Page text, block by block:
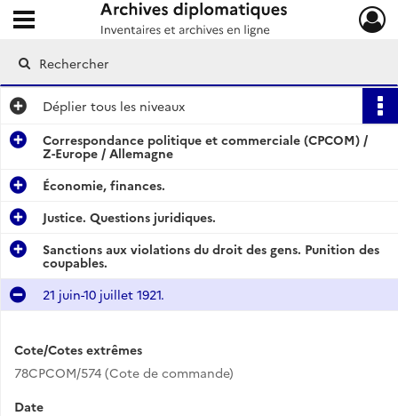
Archives diplomatiques
Ouvrir le menu déroulant
Déplier tous les niveaux
Correspondance politique et commerciale (CPCOM) /
Z-Europe / Allemagne
Économie, finances.
Justice. Questions juridiques.
Sanctions aux violations du droit des gens. Punition des
coupables.
21 juin-10 juillet 1921.
Cote/Cotes extrêmes
78CPCOM/574 (Cote de commande)
Date